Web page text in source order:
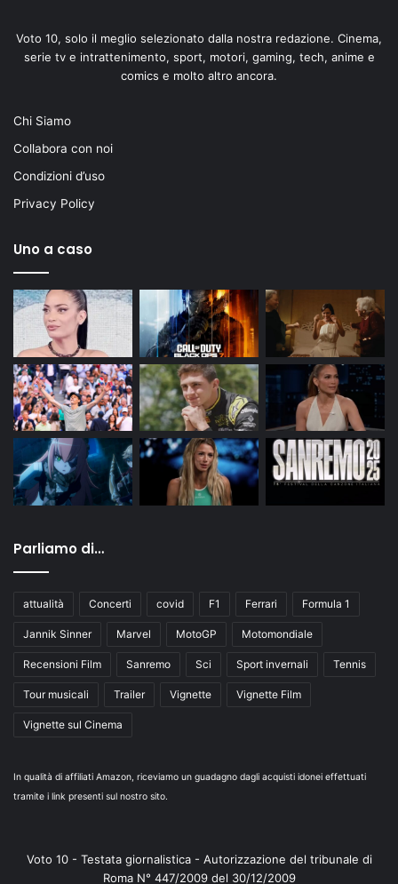
Voto 10, solo il meglio selezionato dalla nostra redazione. Cinema,
serie tv e intrattenimento, sport, motori, gaming, tech, anime e
comics e molto altro ancora.
Chi Siamo
Collabora con noi
Condizioni d’uso
Privacy Policy
Uno a caso
Parliamo di…
attualità Concerti covid F1 Ferrari Formula 1
Jannik Sinner Marvel MotoGP Motomondiale
Recensioni Film Sanremo Sci Sport invernali Tennis
Tour musicali Trailer Vignette Vignette Film
Vignette sul Cinema
In qualità di affiliati Amazon, riceviamo un guadagno dagli acquisti idonei effettuati
tramite i link presenti sul nostro sito.
Voto 10 - Testata giornalistica - Autorizzazione del tribunale di
Roma N° 447/2009 del 30/12/2009